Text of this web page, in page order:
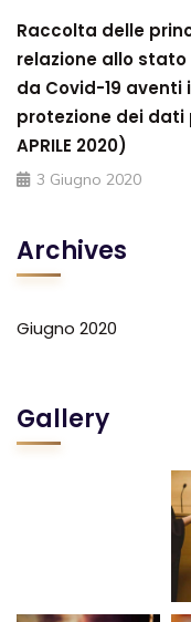
Raccolta delle
relazione allo
da Covid-19
protezione dei dati
APRILE 2020)
3 Giugno 2020
Archives
Giugno 2020
Gallery